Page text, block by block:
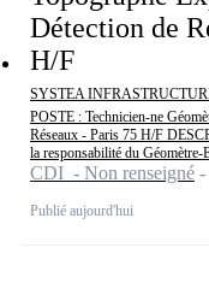
Détection de
H/F
SYSTEA
POSTE : Technicien-ne
Réseaux - Paris 75 H/F
la responsabilité du Géomètre-
CDI - Non renseigné
Publié aujourd'hui